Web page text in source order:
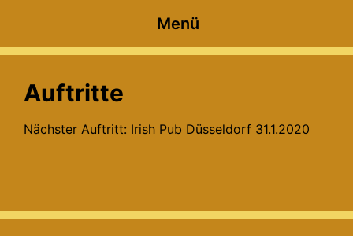
springen
Menü
Auftritte
Nächster Auftritt: Irish Pub Düsseldorf 31.1.2020